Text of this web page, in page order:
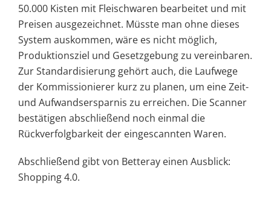
50.000 Kisten mit Fleischwaren bearbeitet und mit
Preisen ausgezeichnet. Müsste man ohne dieses
System auskommen, wäre es nicht möglich,
Produktionsziel und Gesetzgebung zu vereinbaren.
Zur Standardisierung gehört auch, die Laufwege
der Kommissionierer kurz zu planen, um eine Zeit-
und Aufwandsersparnis zu erreichen. Die Scanner
bestätigen abschließend noch einmal die
Rückverfolgbarkeit der eingescannten Waren.
Abschließend gibt von Betteray einen Ausblick:
Shopping 4.0.